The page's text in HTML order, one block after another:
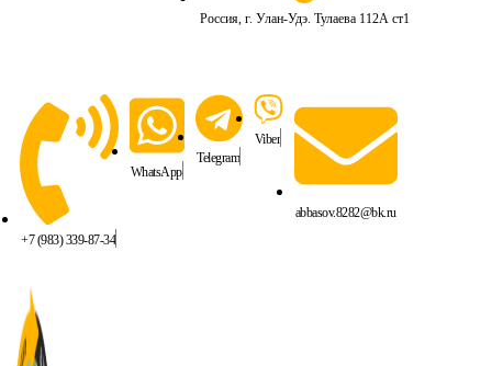
Россия, г. Улан-Удэ. Тулаева 112А ст1
+7 (983) 339-87-34
WhatsApp
Telegram
Viber
abbasov.8282@bk.ru